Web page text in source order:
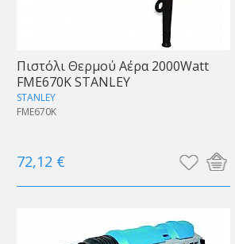
Πιστόλι Θερμού Αέρα 2000Watt
FME670K STANLEY
STANLEY
FME670K
72,12 €